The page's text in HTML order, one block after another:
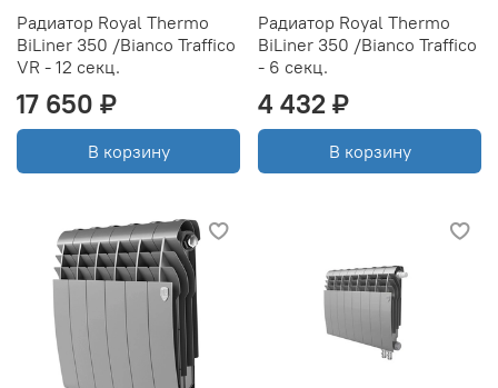
Радиатор Royal Thermo
BiLiner 350 /Bianco Traffico
VR - 12 секц.
17 650 ₽
В корзину
Радиатор Royal Thermo
BiLiner 350 /Bianco Traffico
- 6 секц.
4 432 ₽
В корзину